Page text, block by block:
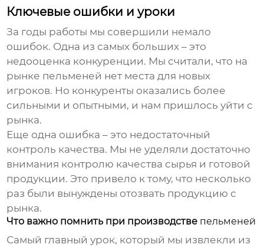
Ключевые ошибки и уроки
За годы работы мы совершили немало
ошибок. Одна из самых больших – это
недооценка конкуренции. Мы считали, что на
рынке пельменей нет места для новых
игроков. Но конкуренты оказались более
сильными и опытными, и нам пришлось уйти с
рынка.
Еще одна ошибка – это недостаточный
контроль качества. Мы не уделяли достаточно
внимания контролю качества сырья и готовой
продукции. Это привело к тому, что несколько
раз были вынуждены отозвать продукцию с
рынка.
Что важно помнить при производстве пельменей
Самый главный урок, который мы извлекли из